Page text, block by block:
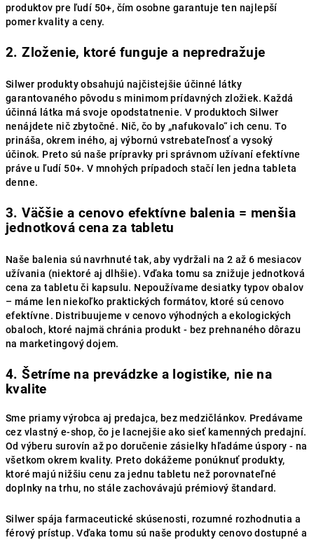
produktov pre ľudí 50+, čím osobne garantuje ten najlepší
pomer kvality a ceny.
2. Zloženie, ktoré funguje a nepredražuje
Silwer produkty obsahujú najčistejšie účinné látky
garantovaného pôvodu s minimom prídavných zložiek. Každá
účinná látka má svoje opodstatnenie. V produktoch Silwer
nenájdete nič zbytočné. Nič, čo by „nafukovalo“ ich cenu. To
prináša, okrem iného, aj výbornú vstrebateľnosť a vysoký
účinok. Preto sú naše prípravky pri správnom užívaní efektívne
práve u ľudí 50+. V mnohých prípadoch stačí len jedna tableta
denne.
3. Väčšie a cenovo efektívne balenia = menšia
jednotková cena za tabletu
Naše balenia sú navrhnuté tak, aby vydržali na 2 až 6 mesiacov
užívania (niektoré aj dlhšie). Vďaka tomu sa znižuje jednotková
cena za tabletu či kapsulu. Nepoužívame desiatky typov obalov
– máme len niekoľko praktických formátov, ktoré sú cenovo
efektívne. Distribuujeme v cenovo výhodných a ekologických
obaloch, ktoré najmä chránia produkt - bez prehnaného dôrazu
na marketingový dojem.
4. Šetríme na prevádzke a logistike, nie na
kvalite
Sme priamy výrobca aj predajca, bez medzičlánkov. Predávame
cez vlastný e-shop, čo je lacnejšie ako sieť kamenných predajní.
Od výberu surovín až po doručenie zásielky hľadáme úspory - na
všetkom okrem kvality. Preto dokážeme ponúknuť produkty,
ktoré majú nižšiu cenu za jednu tabletu než porovnateľné
doplnky na trhu, no stále zachovávajú prémiový štandard.
Silwer spája farmaceutické skúsenosti, rozumné rozhodnutia a
férový prístup. Vďaka tomu sú naše produkty cenovo dostupné a